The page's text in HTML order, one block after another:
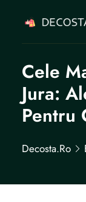
Cele
Jura:
Pentru
Decosta.ro